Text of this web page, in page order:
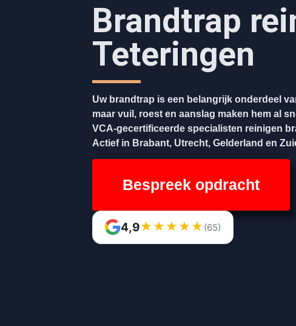
Brandtrap
Teteringen
Uw brandtrap is een belangrijk onderdeel
maar vuil, roest en aanslag maken hem al
VCA-gecertificeerde specialisten reinigen
Actief in Brabant, Utrecht, Gelderland en
Bespreek opdracht
4,9★ ★ ★ ★ ★ (65)